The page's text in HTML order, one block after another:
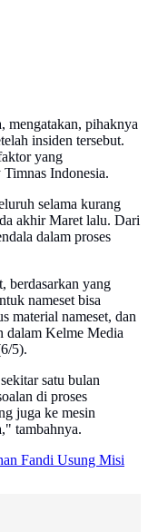
mengatakan, pihaknya
insiden tersebut.
yang
Timnas Indonesia.
selama kurang
akhir Maret lalu. Dari
dalam proses
berdasarkan yang
nameset bisa
material nameset, dan
dalam Kelme Media
5).
satu bulan
di proses
juga ke mesin
tambahnya.
Fandi Usung Misi